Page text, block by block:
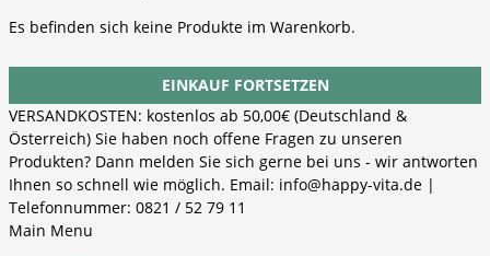
Es befinden sich keine Produkte im Warenkorb.
EINKAUF FORTSETZEN
VERSANDKOSTEN: kostenlos ab 50,00€ (Deutschland &
Österreich) Sie haben noch offene Fragen zu unseren
Produkten? Dann melden Sie sich gerne bei uns - wir antworten
Ihnen so schnell wie möglich. Email: info@happy-vita.de |
Telefonnummer: 0821 / 52 79 11
Main Menu